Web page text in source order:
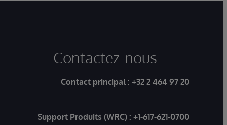
Contactez-nous
Contact principal : +32 2 464 97 20
Support Produits (WRC) : +1-617-621-0700